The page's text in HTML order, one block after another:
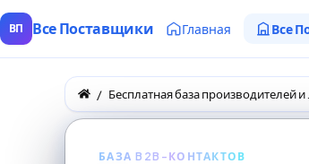
ВП Все Поставщики Главная Все
БАЗА B2B-КОНТАКТОВ